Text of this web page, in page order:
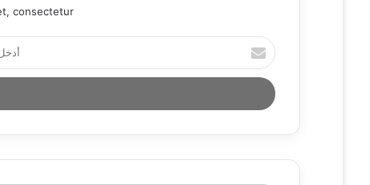
consectetur.
أ
د
خ
ل
د